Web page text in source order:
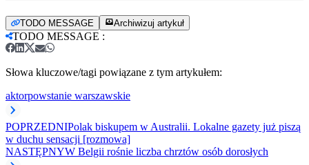
TODO MESSAGE Archiwizuj artykuł
TODO MESSAGE :
Słowa kluczowe/tagi powiązane z tym artykułem:
aktorpowstanie warszawskie
POPRZEDNIPolak biskupem w Australii. Lokalne gazety już piszą
w duchu sensacji [rozmowa]
NASTĘPNYW Belgii rośnie liczba chrztów osób dorosłych